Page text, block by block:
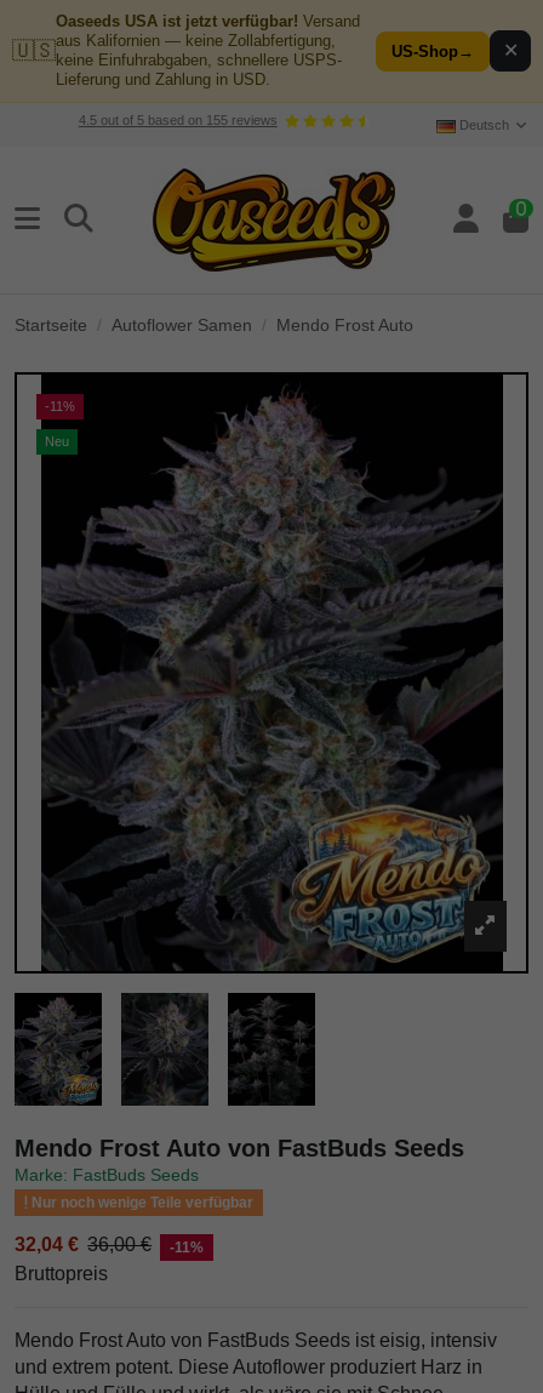
🇺🇸
Oaseeds USA ist jetzt verfügbar! Versand
aus Kalifornien — keine Zollabfertigung,
keine Einfuhrabgaben, schnellere USPS-
Lieferung und Zahlung in USD.
US-Shop→ ✕
4.5out of 5based on 155reviews Deutsch
0
Startseite Autoflower Samen Mendo Frost Auto
-11%
Neu
Mendo Frost Auto von FastBuds Seeds
Marke: FastBuds Seeds
Nur noch wenige Teile verfügbar
32,04 € 36,00 € -11%
Bruttopreis
Mendo Frost Auto von FastBuds Seeds ist eisig, intensiv
und extrem potent. Diese Autoflower produziert Harz in